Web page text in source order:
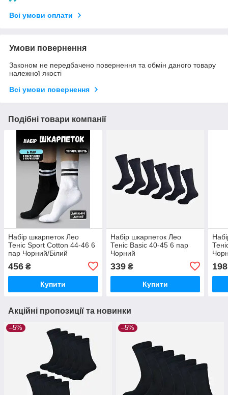
Всі умови оплати
Умови повернення
Законом не передбачено повернення та обмін даного товару
належної якості
Всі умови повернення
Подібні товари компанії
Набір шкарпеток Лео
Теніс Sport Cotton 44-46 6
пар Чорний/Білий
456 ₴
Купити
Набір шкарпеток Лео
Теніс Basic 40-45 6 пар
Чорний
339₴
Купити
198
Акційні пропозиції та новинки
–5% –5%